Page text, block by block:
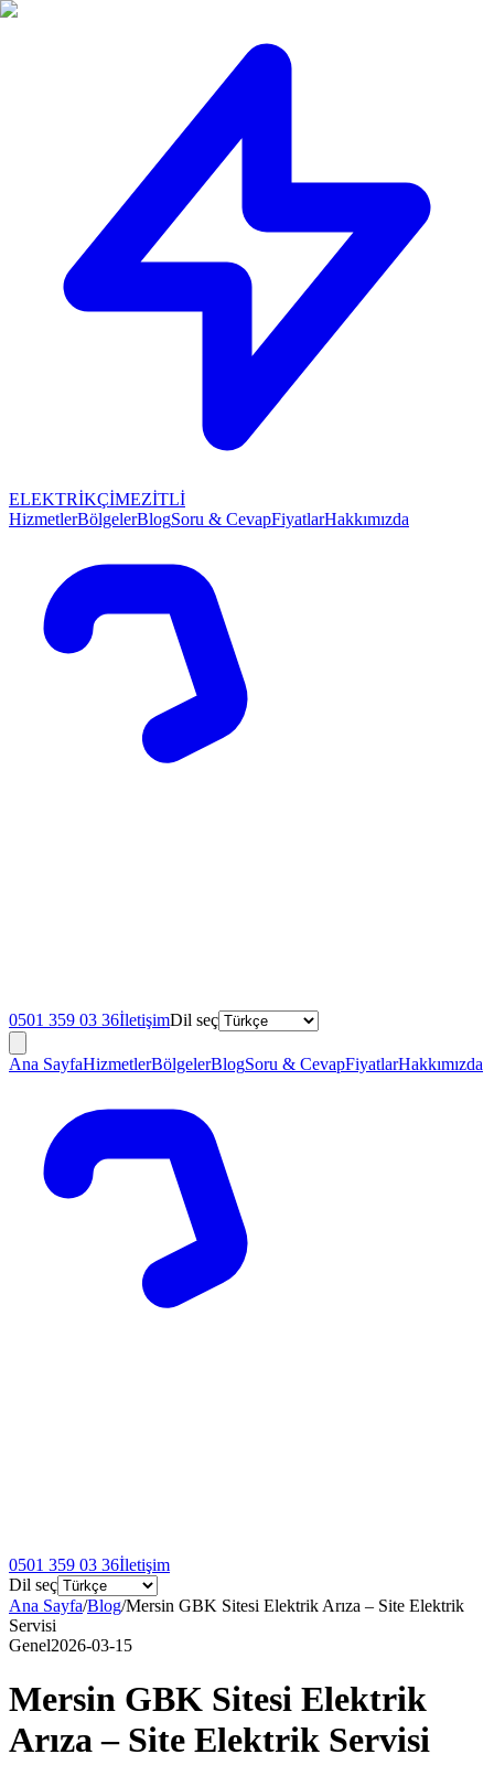
🔴
ELEKTRİKÇİMEZİTLİ
HizmetlerBölgelerBlogSoru & CevapFiyatlarHakkımızda
0501 359 03 36İletişimDil seç
Ana SayfaHizmetlerBölgelerBlogSoru & CevapFiyatlarHakkımızda
0501 359 03 36İletişim
Dil seç
Ana Sayfa/Blog/Mersin GBK Sitesi Elektrik Arıza – Site Elektrik
Servisi
Genel2026-03-15
Mersin GBK Sitesi Elektrik
Arıza – Site Elektrik Servisi